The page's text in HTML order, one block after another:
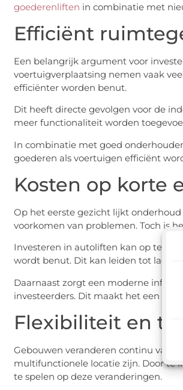
goederenliften in combinatie met
Efficiënt
Een belangrijk argument voor
voertuigverplaatsing nemen vaak
efficiënter worden benut.
Dit heeft directe gevolgen voor de
meer functionaliteit worden
In combinatie met goed
goederen als voertuigen efficiënt
Kosten op korte
Op het eerste gezicht lijkt
voorkomen van problemen. Toch is
Investeren in autoliften kan op
wordt benut. Dit kan leiden tot lagere
Daarnaast zorgt een moderne
investeerders. Dit maakt het een
Flexibiliteit en
Gebouwen veranderen continu van
multifunctionele locatie zijn. Door te
te spelen op deze veranderingen.